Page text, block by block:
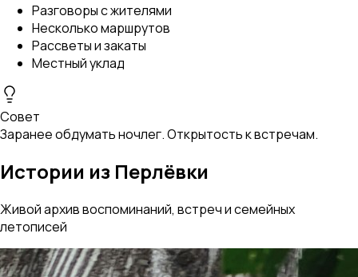
Разговоры с жителями
Несколько маршрутов
Рассветы и закаты
Местный уклад
Совет
Заранее обдумать ночлег. Открытость к встречам.
Истории из Перлёвки
Живой архив воспоминаний, встреч и семейных
летописей